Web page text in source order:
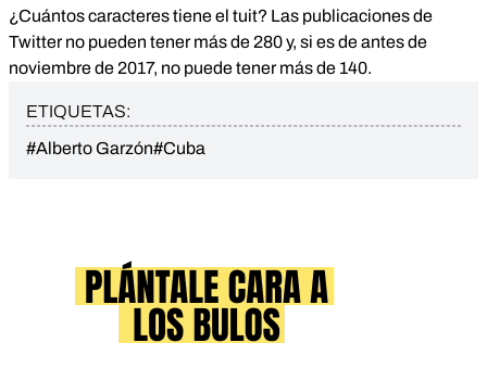
¿Cuántos caracteres tiene el tuit? Las publicaciones de
Twitter no pueden tener más de 280 y, si es de antes de
noviembre de 2017, no puede tener más de 140.
ETIQUETAS:
#Alberto Garzón#Cuba